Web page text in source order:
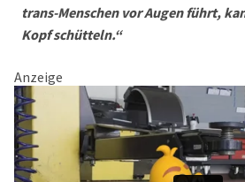
trans-Menschen vor Augen führt,
Kopf schütteln.“
Anzeige